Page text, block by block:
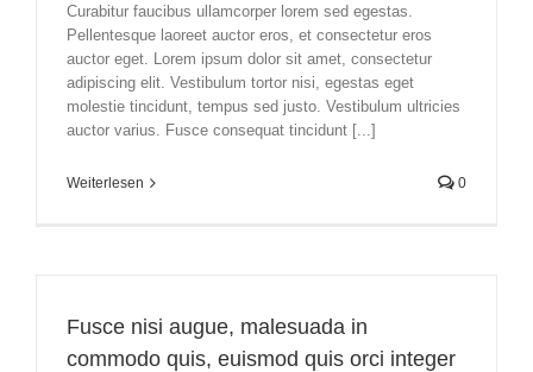
Curabitur faucibus ullamcorper lorem sed egestas.
Pellentesque laoreet auctor eros, et consectetur eros
auctor eget. Lorem ipsum dolor sit amet, consectetur
adipiscing elit. Vestibulum tortor nisi, egestas eget
molestie tincidunt, tempus sed justo. Vestibulum ultricies
auctor varius. Fusce consequat tincidunt [...]
Weiterlesen 0
Fusce nisi augue, malesuada in
commodo quis, euismod quis orci integer